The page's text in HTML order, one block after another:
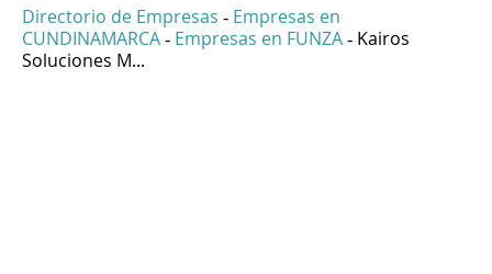
Directorio de Empresas - Empresas en
CUNDINAMARCA - Empresas en FUNZA - Kairos
Soluciones M...